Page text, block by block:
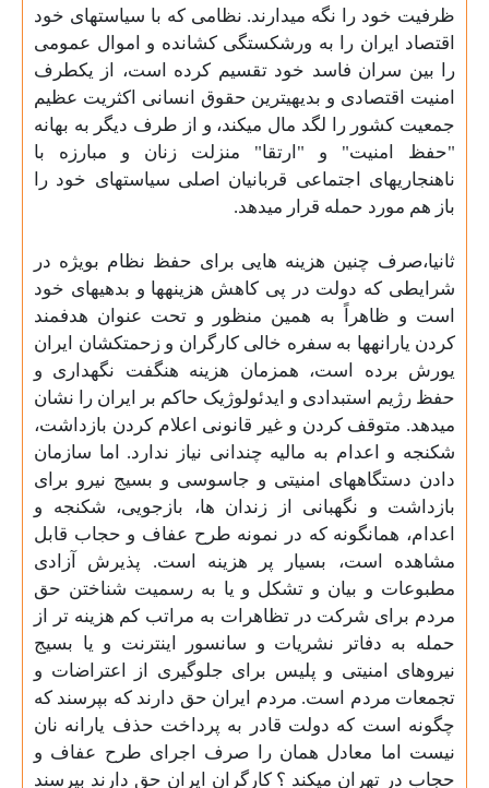
ظرفیت خود را نگه میدارند. نظامی که با سیاستهای خود
اقتصاد ایران را به ورشکستگی کشانده و اموال عمومی
را بین سران فاسد خود تقسیم کرده است، از یکطرف
امنیت اقتصادی و بدیهیترین حقوق انسانی اکثریت عظیم
جمعیت کشور را لگد مال میکند، و از طرف دیگر به بهانه
"حفظ امنیت" و "ارتقا" منزلت زنان و مبارزه با
ناهنجاریهای اجتماعی قربانیان اصلی سیاستهای خود را
باز هم مورد حمله قرار میدهد.
ثانیا،صرف چنین هزینه هایی برای حفظ نظام بویژه در
شرایطی که دولت در پی کاهش هزینهها و بدهیهای خود
است و ظاهراً به همین منظور و تحت عنوان هدفمند
کردن یارانهها به سفره خالی کارگران و زحمتکشان ایران
یورش برده است، همزمان هزینه هنگفت نگهداری و
حفظ رژیم استبدادی و ایدئولوژیک حاکم بر ایران را نشان
میدهد. متوقف کردن و غیر قانونی اعلام کردن بازداشت،
شکنجه و اعدام به مالیه چندانی نیاز ندارد. اما سازمان
دادن دستگاههای امنیتی و جاسوسی و بسیج نیرو برای
بازداشت و نگهبانی از زندان ها، بازجویی، شکنجه و
اعدام، همانگونه که در نمونه طرح عفاف و حجاب قابل
مشاهده است، بسیار پر هزینه است. پذیرش آزادی
مطبوعات و بیان و تشکل و یا به رسمیت شناختن حق
مردم برای شرکت در تظاهرات به مراتب کم هزینه تر از
حمله به دفاتر نشریات و سانسور اینترنت و یا بسیج
نیروهای امنیتی و پلیس برای جلوگیری از اعتراضات و
تجمعات مردم است. مردم ایران حق دارند که بپرسند که
چگونه است که دولت قادر به پرداخت حذف یارانه نان
نیست اما معادل همان را صرف اجرای طرح عفاف و
حجاب در تهران میکند ؟ کارگران ایران حق دارند بپرسند